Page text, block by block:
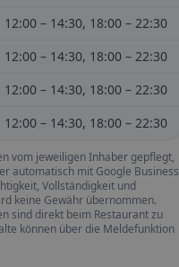
12:00 – 14:30, 18:00 – 22:30
12:00 – 14:30, 18:00 – 22:30
12:00 – 14:30, 18:00 – 22:30
12:00 – 14:30, 18:00 – 22:30
vom jeweiligen Inhaber gepflegt,
automatisch mit Google Business
Vollständigkeit und
keine Gewähr übernommen.
sind direkt beim Restaurant zu
können über die Meldefunktion